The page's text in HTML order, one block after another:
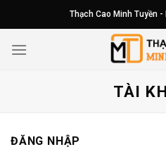
to
content
Thạch Cao Minh Tuyền
TÀI
ĐĂNG NHẬP